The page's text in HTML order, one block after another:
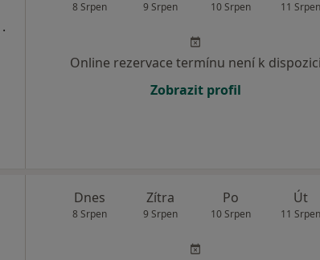
·
8 Srpen 9 Srpen 10 Srpen 11 Srpen
Online rezervace termínu není k dispozici
Zobrazit profil
Dnes
8 Srpen
Zítra
9 Srpen
Po
10 Srpen
Út
11 Srpen